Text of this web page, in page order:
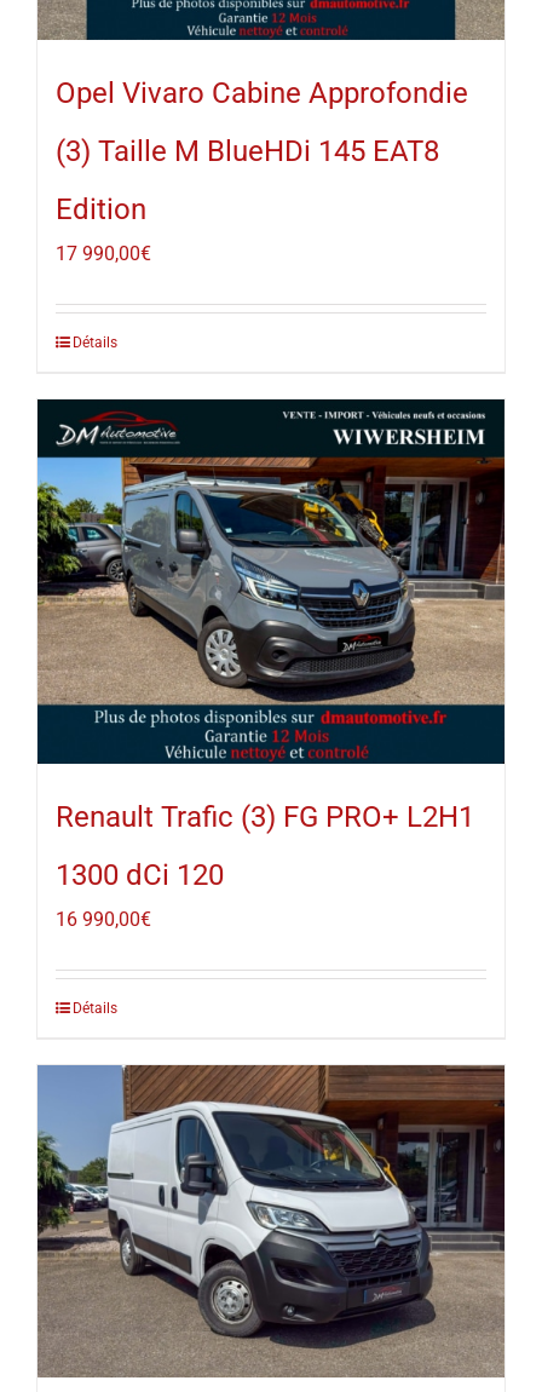
Opel Vivaro Cabine Approfondie
(3) Taille M BlueHDi 145 EAT8
Edition
17 990,00€
Détails
Renault Trafic (3) FG PRO+ L2H1
1300 dCi 120
16 990,00€
Détails